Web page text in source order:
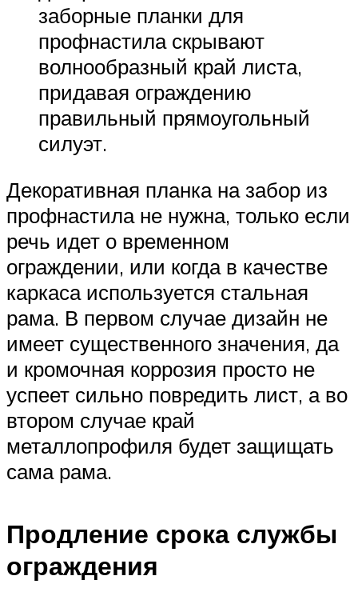
заборные планки для
профнастила скрывают
волнообразный край листа,
придавая ограждению
правильный прямоугольный
силуэт.
Декоративная планка на забор из
профнастила не нужна, только если
речь идет о временном
ограждении, или когда в качестве
каркаса используется стальная
рама. В первом случае дизайн не
имеет существенного значения, да
и кромочная коррозия просто не
успеет сильно повредить лист, а во
втором случае край
металлопрофиля будет защищать
сама рама.
Продление срока службы
ограждения